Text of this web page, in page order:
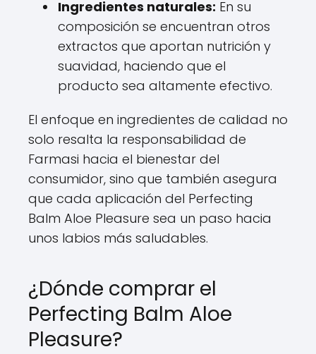
Ingredientes naturales: En su
composición se encuentran otros
extractos que aportan nutrición y
suavidad, haciendo que el
producto sea altamente efectivo.
El enfoque en ingredientes de calidad no
solo resalta la responsabilidad de
Farmasi hacia el bienestar del
consumidor, sino que también asegura
que cada aplicación del Perfecting
Balm Aloe Pleasure sea un paso hacia
unos labios más saludables.
¿Dónde comprar el
Perfecting Balm Aloe
Pleasure?